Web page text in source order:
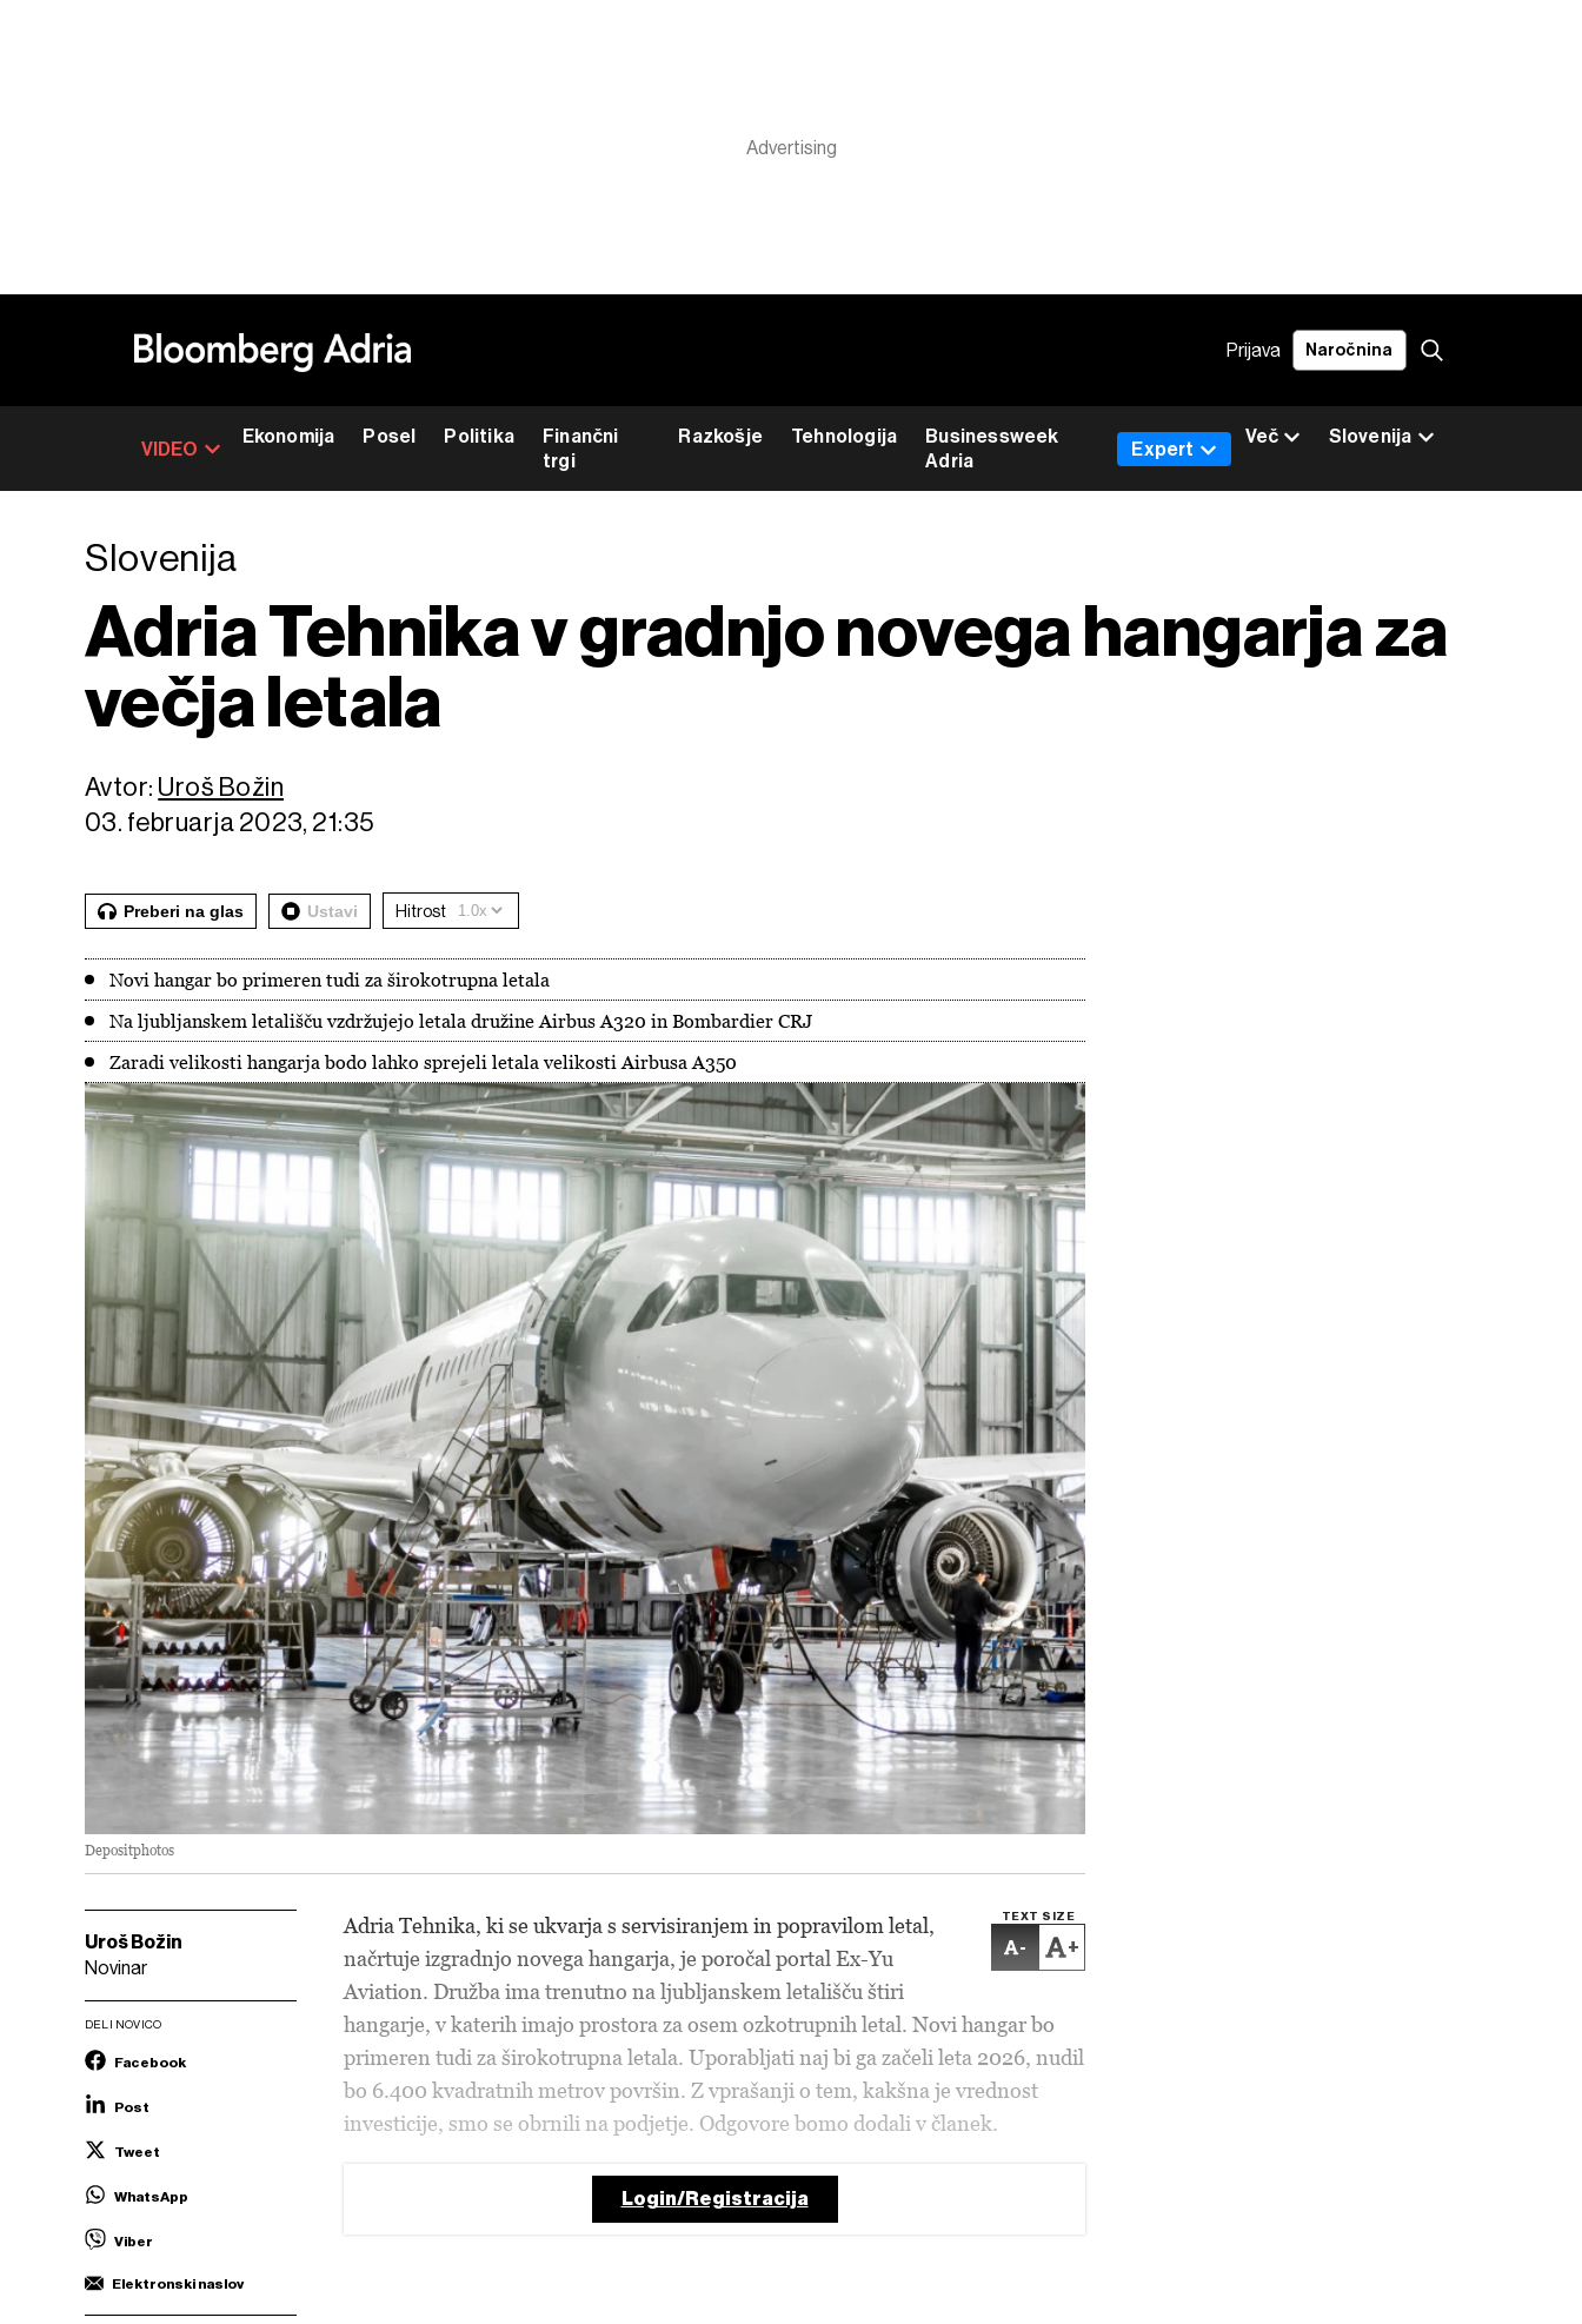
Prijava Naročnina
VIDEO
Ekonomija Posel Politika
Finančni
trgi
Razkošje Tehnologija
Businessweek
Adria
Slovenija
Expert
Več
Slovenija
Adria Tehnika v gradnjo novega hangarja za
večja letala
Avtor: Uroš Božin
03. februarja 2023, 21:35
Preberi na glas Ustavi Hitrost
Novi hangar bo primeren tudi za širokotrupna letala
Na ljubljanskem letališču vzdržujejo letala družine Airbus A320 in Bombardier CRJ
Zaradi velikosti hangarja bodo lahko sprejeli letala velikosti Airbusa A350
Depositphotos
Uroš Božin
Novinar
DELI NOVICO
Facebook
Post
Tweet
WhatsApp
Viber
Elektronski naslov
TEXT SIZE
- +
Adria Tehnika, ki se ukvarja s servisiranjem in popravilom letal,
načrtuje izgradnjo novega hangarja, je poročal portal Ex-Yu
Aviation. Družba ima trenutno na ljubljanskem letališču štiri
hangarje, v katerih imajo prostora za osem ozkotrupnih letal. Novi hangar bo
primeren tudi za širokotrupna letala. Uporabljati naj bi ga začeli leta 2026, nudil
bo 6.400 kvadratnih metrov površin. Z vprašanji o tem, kakšna je vrednost
investicije, smo se obrnili na podjetje. Odgovore bomo dodali v članek.
Login/Registracija